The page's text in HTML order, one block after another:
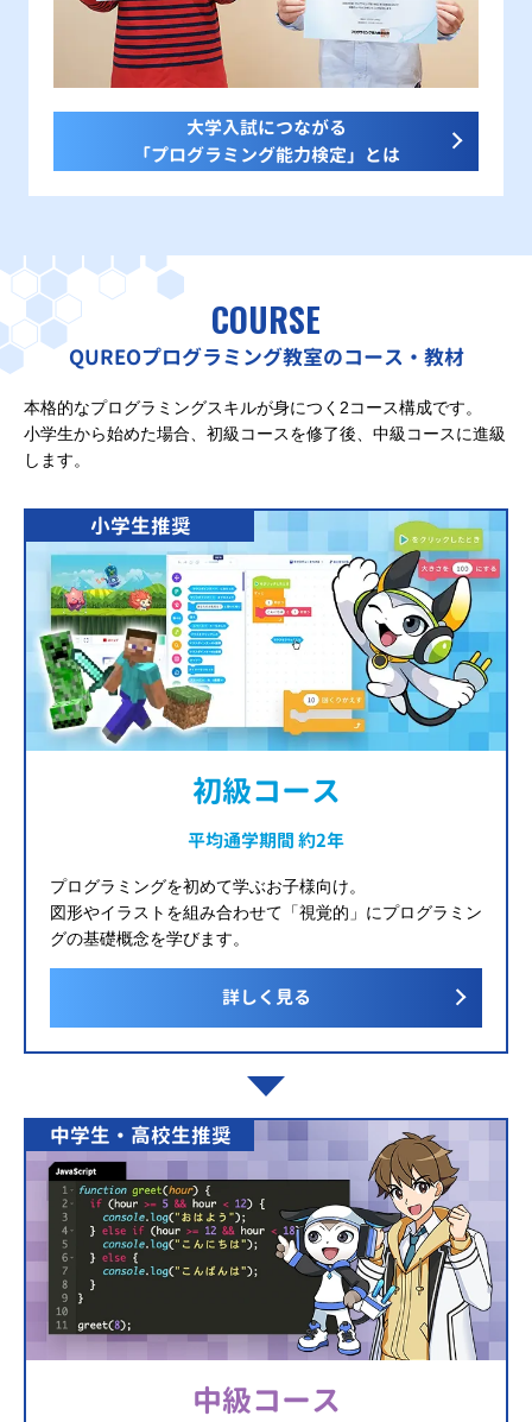
大学入試につながる
「プログラミング能力検定」とは
COURSE
QUREOプログラミング教室のコース・教材
本格的なプログラミングスキルが身につく2コース構成です。
小学生から始めた場合、初級コースを修了後、中級コースに進級
します。
小学生推奨
初級コース
平均通学期間 約2年
プログラミングを初めて学ぶお子様向け。
図形やイラストを組み合わせて「視覚的」にプログラミン
グの基礎概念を学びます。
詳しく見る
中学生・高校生推奨
中級コース